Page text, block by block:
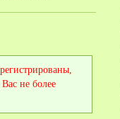
не более